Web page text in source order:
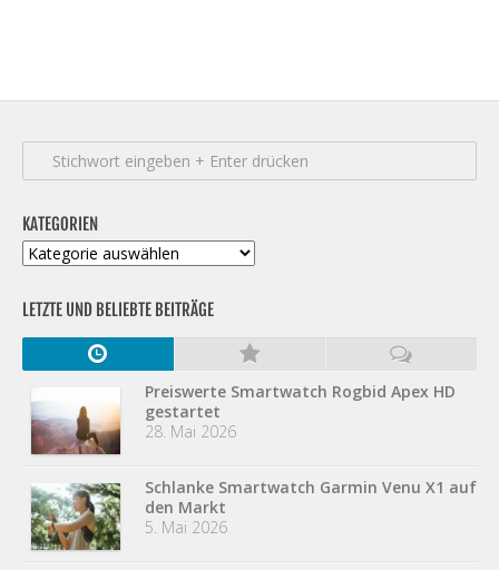
KATEGORIEN
Kategorien
LETZTE UND BELIEBTE BEITRÄGE
Preiswerte Smartwatch Rogbid Apex HD
gestartet
28. Mai 2026
Schlanke Smartwatch Garmin Venu X1 auf
den Markt
5. Mai 2026